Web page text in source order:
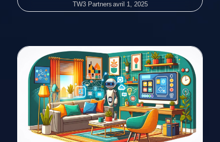
TW3 Partners avril 1, 2025